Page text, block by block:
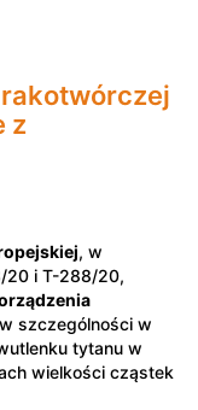
z
, w
20 i T-288/20,
szczególności w
tytanu w
wielkości cząstek